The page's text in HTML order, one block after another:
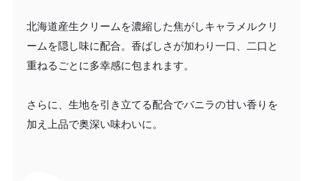
北海道産生クリームを濃縮した焦がしキャラメルクリ
ームを隠し味に配合。香ばしさが加わり一口、二口と
重ねるごとに多幸感に包まれます。
さらに、生地を引き立てる配合でバニラの甘い香りを
加え上品で奥深い味わいに。